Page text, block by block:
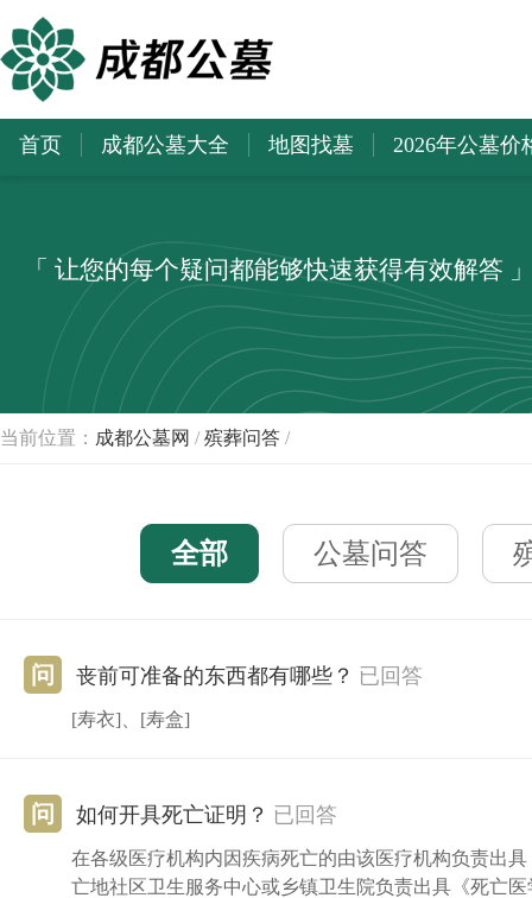
首页 成都公墓大全 地图找墓 2026年公墓价
「 让您的每个疑问都能够快速获得有效解答
当前位置： 成都公墓网 /殡葬问答 /
全部 公墓问答
问 丧前可准备的东西都有哪些？ 已回答
[寿衣]、[寿盒]
问 如何开具死亡证明？ 已回答
在各级医疗机构内因疾病死亡的由该医疗机构负责出
亡地社区卫生服务中心或乡镇卫生院负责出具《死亡